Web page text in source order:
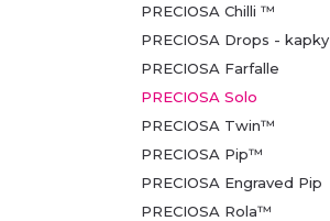
PRECIOSA Chilli ™
PRECIOSA Drops - kapky
PRECIOSA Farfalle
PRECIOSA Solo
PRECIOSA Twin™
PRECIOSA Pip™
PRECIOSA Engraved Pip
PRECIOSA Rola™